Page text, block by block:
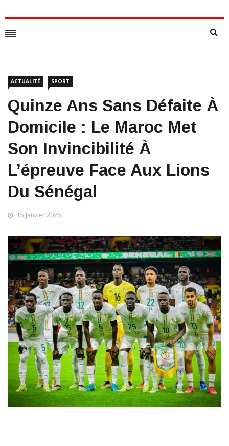
ACTUALITÉ SPORT
Quinze Ans Sans Défaite À
Domicile : Le Maroc Met
Son Invincibilité À
L’épreuve Face Aux Lions
Du Sénégal
15 Janvier 2026